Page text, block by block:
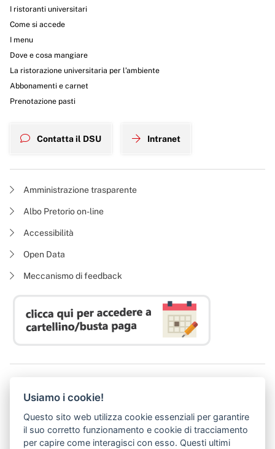
I ristoranti universitari
Come si accede
I menu
Dove e cosa mangiare
La ristorazione universitaria per l’ambiente
Abbonamenti e carnet
Prenotazione pasti
Contatta il DSU Intranet
Amministrazione trasparente
Albo Pretorio on-line
Accessibilità
Open Data
Meccanismo di feedback
P. I. 05913670484 | C. F. 94164020482
Domicilio digitale:
dsutoscana@postacert.toscana.it
(abilitato alla ricezione di soli messaggi di posta elettronica certificata)
Usiamo i cookie!
Questo sito web utilizza cookie essenziali per garantire
il suo corretto funzionamento e cookie di tracciamento
per capire come interagisci con esso. Questi ultimi